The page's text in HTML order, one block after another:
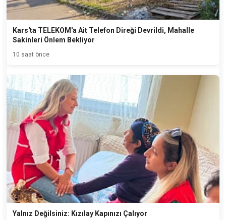
Kars'ta TELEKOM'a Ait Telefon Direği Devrildi, Mahalle
Sakinleri Önlem Bekliyor
10 saat önce
Yalnız Değilsiniz: Kızılay Kapınızı Çalıyor